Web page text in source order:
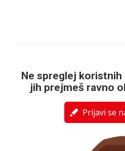
Ne spreglej koristnih
jih prejmeš ravno
Prijavi se